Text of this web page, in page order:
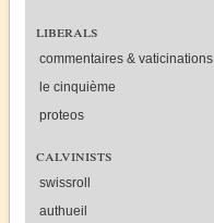
liberals
commentaires & vaticinations
le cinquième
proteos
calvinists
swissroll
authueil